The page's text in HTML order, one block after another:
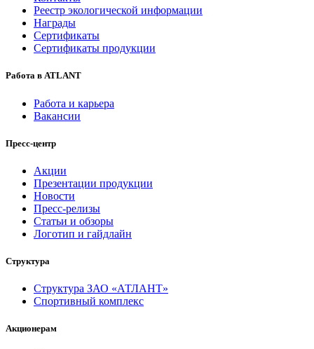
Реестр экологической информации
Награды
Сертификаты
Сертификаты продукции
Работа в ATLANT
Работа и карьера
Вакансии
Пресс-центр
Акции
Презентации продукции
Новости
Пресс-релизы
Статьи и обзоры
Логотип и гайдлайн
Структура
Структура ЗАО «АТЛАНТ»
Спортивный комплекс
Акционерам